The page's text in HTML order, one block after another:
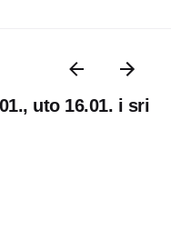
uto 16.01. i sri